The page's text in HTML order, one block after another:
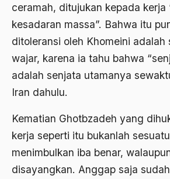
ceramah, ditujukan kepada kerja
kesadaran massa”. Bahwa itu
ditoleransi oleh Khomeini adalah
wajar, karena ia tahu bahwa
adalah senjata utamanya
Iran dahulu.
Kematian Ghotbzadeh yang
kerja seperti itu bukanlah
menimbulkan iba benar,
disayangkan. Anggap saja
Al-Ikhwanu Al-Muslimun
Al-Ikhwanul Muslimin
al-Khalil Ibnu Ahmad al-Farahidi
Alexander Solzhenitsyin
Ali Khomeini